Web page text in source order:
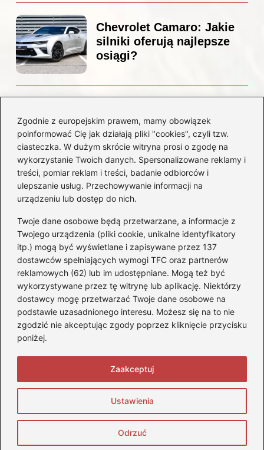
Zgodnie z europejskim prawem, mamy obowiązek
poinformować Cię jak działają pliki "cookies", czyli tzw.
ciasteczka. W dużym skrócie witryna prosi o zgodę na
wykorzystanie Twoich danych. Spersonalizowane reklamy i
treści, pomiar reklam i treści, badanie odbiorców i
ulepszanie usług. Przechowywanie informacji na
urządzeniu lub dostęp do nich.
Twoje dane osobowe będą przetwarzane, a informacje z
Twojego urządzenia (pliki cookie, unikalne identyfikatory
itp.) mogą być wyświetlane i zapisywane przez 137
dostawców spełniających wymogi TFC oraz partnerów
reklamowych (62) lub im udostępniane. Mogą też być
wykorzystywane przez tę witrynę lub aplikację. Niektórzy
dostawcy mogę przetwarzać Twoje dane osobowe na
podstawie uzasadnionego interesu. Możesz się na to nie
zgodzić nie akceptując zgody poprzez kliknięcie przycisku
poniżej.
Ustawienia
Odrzuć
Zaakceptuj
Chevrolet Camaro: Jakie
silniki oferują najlepsze
osiągi?
Odkryj przyczyny i
rozwiązania dla Twojego
silnika
Kategorie
Akumulatory (85)
Benzyna i Diesel (80)
Motocykle(50)
Opony(77)
Prawo jazdy(65)
Quady(2)
Samochody(242)
Silniki(86)
Copyright © 2026 StopQuadom.pl
Prywatność
Zasady użytkowania
Napisz do nas